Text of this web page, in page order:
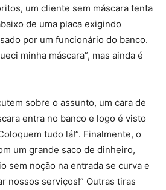
um cliente sem máscara tenta
de uma placa exigindo
por um funcionário do banco.
minha máscara”, mas ainda é
sobre o assunto, um cara de
entra no banco e logo é visto
tudo lá!”. Finalmente, o
um grande saco de dinheiro,
sem noção na entrada se curva e
nossos serviços!” Outras tiras